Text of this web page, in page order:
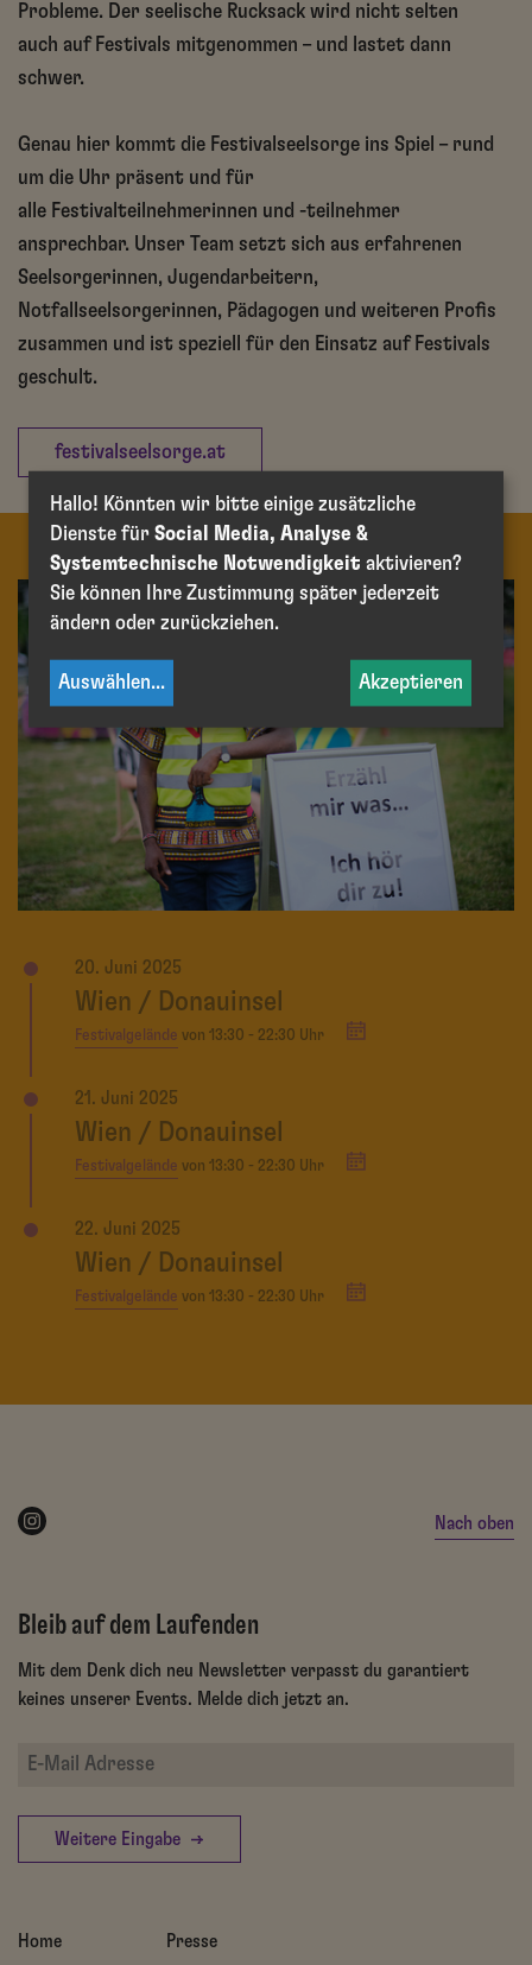
Probleme. Der seelische Rucksack wird nicht selten
auch auf Festivals mitgenommen – und lastet dann
schwer.
Genau hier kommt die Festivalseelsorge ins Spiel – rund
um die Uhr präsent und für
alle Festivalteilnehmerinnen und -teilnehmer
ansprechbar. Unser Team setzt sich aus erfahrenen
Seelsorgerinnen, Jugendarbeitern,
Notfallseelsorgerinnen, Pädagogen und weiteren Profis
zusammen und ist speziell für den Einsatz auf Festivals
geschult.
festivalseelsorge.at
20. Juni 2025
Wien / Donauinsel
Festivalgelände von 13:30 - 22:30 Uhr
21. Juni 2025
Wien / Donauinsel
Festivalgelände von 13:30 - 22:30 Uhr
22. Juni 2025
Wien / Donauinsel
Festivalgelände von 13:30 - 22:30 Uhr
Nach oben
Bleib auf dem Laufenden
Mit dem Denk dich neu Newsletter verpasst du garantiert
keines unserer Events. Melde dich jetzt an.
Weitere Eingabe
Home Presse
Hallo! Könnten wir bitte einige zusätzliche
Dienste für Social Media, Analyse &
Systemtechnische Notwendigkeit aktivieren?
Sie können Ihre Zustimmung später jederzeit
ändern oder zurückziehen.
Auswählen... Akzeptieren